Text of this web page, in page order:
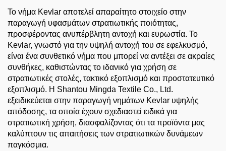
Το νήμα Kevlar αποτελεί απαραίτητο στοιχείο στην
παραγωγή υφασμάτων στρατιωτικής ποιότητας,
προσφέροντας ανυπέρβλητη αντοχή και ευρωστία. Το
Kevlar, γνωστό για την υψηλή αντοχή του σε εφελκυσμό,
είναι ένα συνθετικό νήμα που μπορεί να αντέξει σε ακραίες
συνθήκες, καθιστώντας το ιδανικό για χρήση σε
στρατιωτικές στολές, τακτικό εξοπλισμό και προστατευτικό
εξοπλισμό. Η Shantou Mingda Textile Co., Ltd.
εξειδικεύεται στην παραγωγή νημάτων Kevlar υψηλής
απόδοσης, τα οποία έχουν σχεδιαστεί ειδικά για
στρατιωτική χρήση, διασφαλίζοντας ότι τα προϊόντα μας
καλύπτουν τις απαιτήσεις των στρατιωτικών δυνάμεων
παγκόσμια.